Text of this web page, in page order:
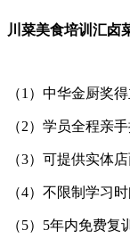
川菜美食培训汇卤
（1）中华金厨奖
（2）学员全程亲
（3）可提供实体
（4）不限制学习
（5）5年内免费